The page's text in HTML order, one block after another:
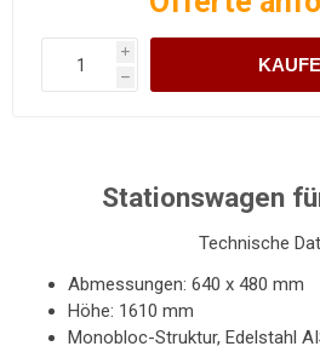
i
h
Stationswagen
Technische
Abmessungen: 640 x 480 mm
Höhe: 1610 mm
Monobloc-Struktur, Edelstahl